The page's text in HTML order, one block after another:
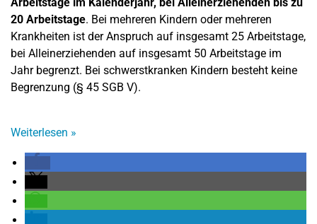
20 Arbeitstage. Bei mehreren Kindern oder mehreren
Krankheiten ist der Anspruch auf insgesamt 25 Arbeitstage,
bei Alleinerziehenden auf insgesamt 50 Arbeitstage im
Jahr begrenzt. Bei schwerstkranken Kindern besteht keine
Begrenzung (§ 45 SGB V).
Weiterlesen »